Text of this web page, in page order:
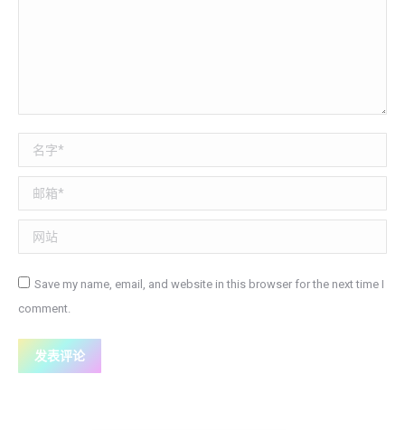
名称 *
邮箱 *
网站
Save my name, email, and website in this browser for the next time I
comment.
发表评论